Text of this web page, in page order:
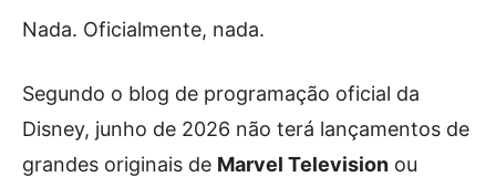
Nada. Oficialmente, nada.
Segundo o blog de programação oficial da
Disney, junho de 2026 não terá lançamentos de
grandes originais de Marvel Television ou